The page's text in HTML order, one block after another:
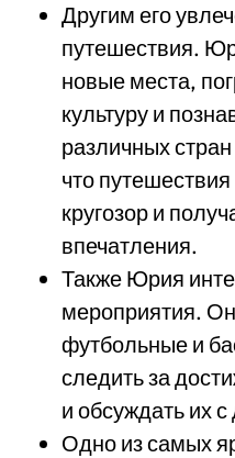
Другим его
путешествия.
новые места,
культуру и
различных
что
кругозор и
впечатления.
Также Юрия
мероприятия.
футбольные и
следить за
и обсуждать их
Одно из самых